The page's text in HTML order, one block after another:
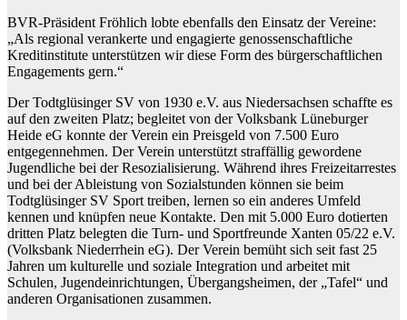
BVR-Präsident Fröhlich lobte ebenfalls den Einsatz der Vereine:
„Als regional verankerte und engagierte genossenschaftliche
Kreditinstitute unterstützen wir diese Form des bürgerschaftlichen
Engagements gern.“
Der Todtglüsinger SV von 1930 e.V. aus Niedersachsen schaffte es
auf den zweiten Platz; begleitet von der Volksbank Lüneburger
Heide eG konnte der Verein ein Preisgeld von 7.500 Euro
entgegennehmen. Der Verein unterstützt straffällig gewordene
Jugendliche bei der Resozialisierung. Während ihres Freizeitarrestes
und bei der Ableistung von Sozialstunden können sie beim
Todtglüsinger SV Sport treiben, lernen so ein anderes Umfeld
kennen und knüpfen neue Kontakte. Den mit 5.000 Euro dotierten
dritten Platz belegten die Turn- und Sportfreunde Xanten 05/22 e.V.
(Volksbank Niederrhein eG). Der Verein bemüht sich seit fast 25
Jahren um kulturelle und soziale Integration und arbeitet mit
Schulen, Jugendeinrichtungen, Übergangsheimen, der „Tafel“ und
anderen Organisationen zusammen.